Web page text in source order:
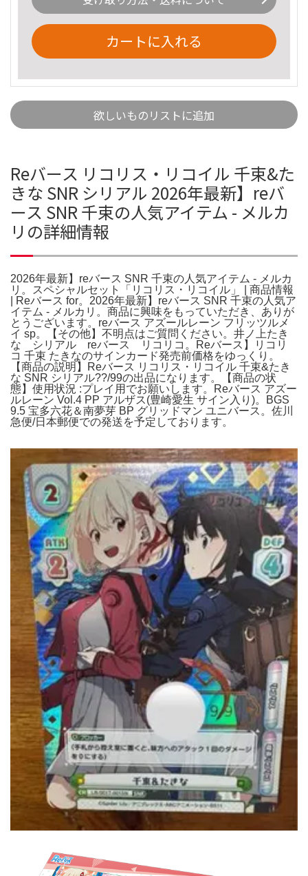
カートに入れる
欲しいものリストに追加
Reバース リコリス・リコイル 千束&た
きな SNR シリアル 2026年最新】reバ
ース SNR 千束の人気アイテム - メルカ
リの詳細情報
2026年最新】reバース SNR 千束の人気アイテム - メルカ
リ。スペシャルセット「リコリス・リコイル」 | 商品情報
| Reバース for。2026年最新】reバース SNR 千束の人気ア
イテム - メルカリ。商品に興味をもっていただき、ありが
とうございます。reバース アズールレーン フリッツルメ
イ sp。【その他】不明点はご質問ください。井ノ上たき
な シリアル reバース リコリコ。Reバース】リコリ
コ 千束 たきなのサインカード発売前価格をゆっくり。
【商品の説明】Reバース リコリス・リコイル 千束&たき
な SNR シリアル??/99の出品になります。【商品の状
態】使用状況 :プレイ用でお願いします。Reバース アズー
ルレーン Vol.4 PP アルザス(豊崎愛生 サイン入り)。BGS
9.5 宝多六花＆南夢芽 BP グリッドマン ユニバース。佐川
急便/日本郵便での発送を予定しております。